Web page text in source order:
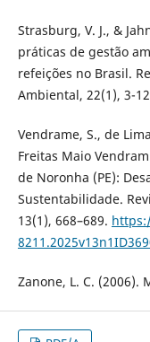
Strasburg, V. J., &
práticas de gestão
refeições no Brasil.
Ambiental, 22(1), 3-
Vendrame, S., de
Freitas Maio
de Noronha (PE):
Sustentabilidade.
13(1), 668–689.
Zanone, L. C. (2006).